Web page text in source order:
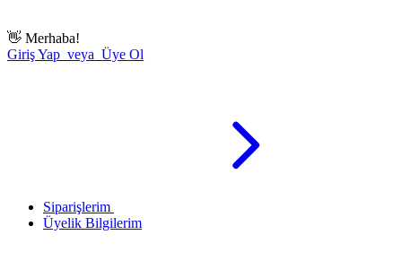
👋 Merhaba!
Giriş Yap veya Üye Ol
Siparişlerim
Üyelik Bilgilerim